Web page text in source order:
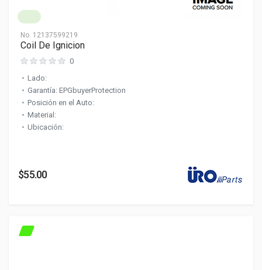
No. 12137599219
Coil De Ignicion
0
Lado:
Garantía: EPGbuyerProtection
Posición en el Auto:
Material:
Ubicación:
$55.00